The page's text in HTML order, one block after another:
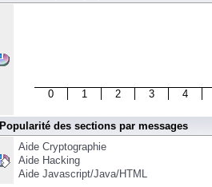
0 1 2 3 4
Popularité des sections par messages
Aide Cryptographie
Aide Hacking
Aide Javascript/Java/HTML